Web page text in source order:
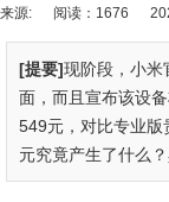
来源: 阅读：1676
[提要]现阶段，小米
面，而且宣布该设
549元，对比专业版
元究竟产生了什么？